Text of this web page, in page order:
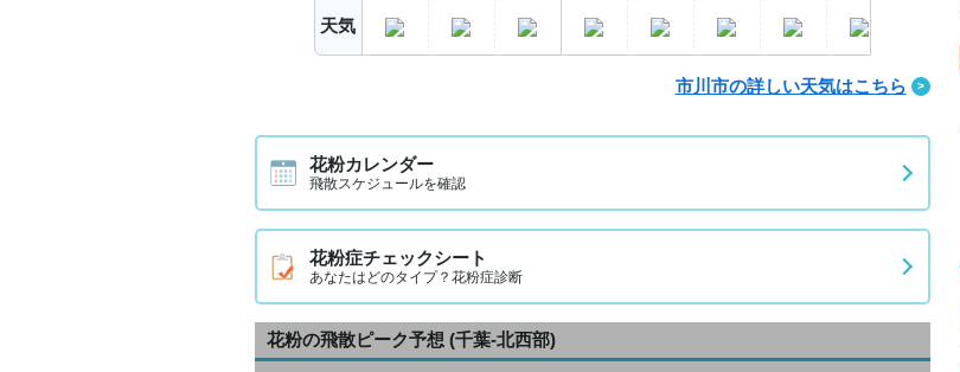
天気
市川市の詳しい天気はこちら
花粉カレンダー
飛散スケジュールを確認
花粉症チェックシート
あなたはどのタイプ？花粉症診断
花粉の飛散ピーク予想 (千葉-北西部)